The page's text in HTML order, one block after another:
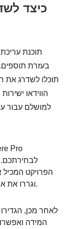
כיצד
הווידאו
למושלם עבור
לבחירתכם.
הפרויקט
וגררו את אפקט התוסף אל הסרטון שלכם.
לאחר מכן,
המידה